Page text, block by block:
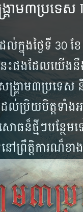
រាម៣ប្រទេស
នុងថ្ងៃទី 30 ខែ
េះផងដែលយើង
រាម៣ប្រទេស​​ និ
ប្រិយមិត្តទាំង
ធន៏ថ្មីៗ​បន្ថែម
ព្រឹត្តិការណ៏ខា